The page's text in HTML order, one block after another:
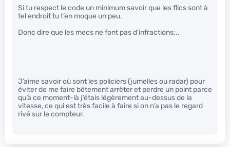
Si tu respect le code un minimum savoir que les flics sont à
tel endroit tu t’en moque un peu.
Donc dire que les mecs ne font pas d’infractions;..
J’aime savoir où sont les policiers (jumelles ou radar) pour
éviter de me faire bêtement arrêter et perdre un point parce
qu’à ce moment-là j’étais légèrement au-dessus de la
vitesse, ce qui est très facile à faire si on n’a pas le regard
rivé sur le compteur.